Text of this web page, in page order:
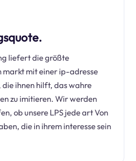
liefert die größte
mit einer ip-adresse
die ihnen hilft, das wahre
zu imitieren. Wir werden
ob unsere LPS jede art Von
die in ihrem interesse sein